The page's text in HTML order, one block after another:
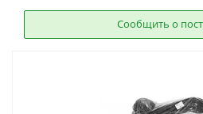
Сообщить о